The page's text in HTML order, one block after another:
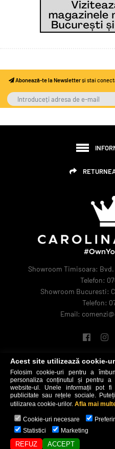
Acest site utilizează cookie-
Folosim cookie-uri pentru a
personaliza conținutul și pentru
website-ul. Unele informații pot
publicitate sau rețele sociale.
utilizarea cookie-urilor. Afla mai
Cookie-uri necesare
Statistici
Marketing
REFUZ ACCEPT
Abonează-te la Newsletterși stai
Showroom Timisoara:
Telefon:
Showroom Bucuresti:
Telefon:
Email: